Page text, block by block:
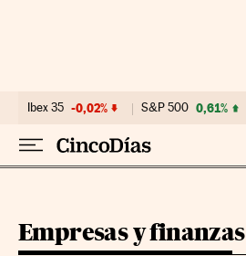
Ibex 35 -0,02% S&P 500 0,61%
Empresas y finanzas